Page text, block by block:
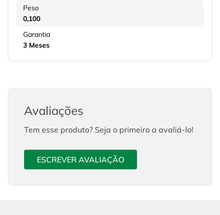
Peso
0,100
Garantia
3 Meses
Avaliações
Tem esse produto? Seja o primeiro a avaliá-lo!
ESCREVER AVALIAÇÃO